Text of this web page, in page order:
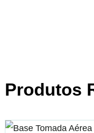
Produtos